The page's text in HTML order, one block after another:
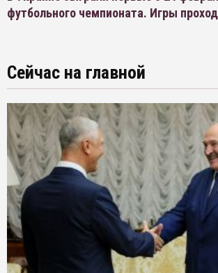
футбольного чемпионата. Игры
Сейчас на главной